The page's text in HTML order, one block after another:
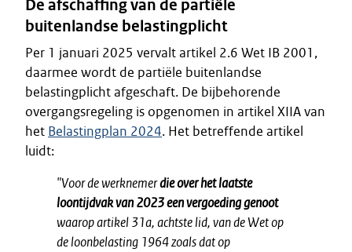
De afschaffing van de partiële
buitenlandse belastingplicht
Per 1 januari 2025 vervalt artikel 2.6 Wet IB 2001,
daarmee wordt de partiële buitenlandse
belastingplicht afgeschaft. De bijbehorende
overgangsregeling is opgenomen in artikel XIIA van
het Belastingplan 2024. Het betreffende artikel
luidt:
"Voor de werknemerdie over het laatste
loontijdvak van 2023 een vergoeding genoot
waarop artikel 31a, achtste lid, van de Wet op
de loonbelasting 1964 zoals dat op